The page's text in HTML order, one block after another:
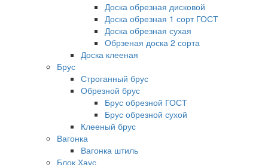
Доска обрезная дисковой
Доска обрезная 1 сорт ГОСТ
Доска обрезная сухая
Обрзеная доска 2 сорта
Доска клееная
Брус
Строганный брус
Обрезной брус
Брус обрезной ГОСТ
Брус обрезной сухой
Клееный брус
Вагонка
Вагонка штиль
Блок Хаус